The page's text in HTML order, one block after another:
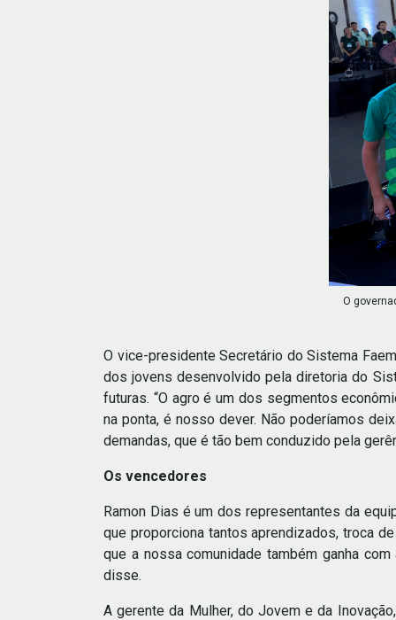
O
O vice-presidente Secretário do Sistema
dos jovens desenvolvido pela diretoria do
futuras. “O agro é um dos segmentos
na ponta, é nosso dever. Não poderíamos
demandas, que é tão bem conduzido pela
Os vencedores
Ramon Dias é um dos representantes da
que proporciona tantos aprendizados, troca
que a nossa comunidade também ganha
disse.
A gerente da Mulher, do Jovem e da